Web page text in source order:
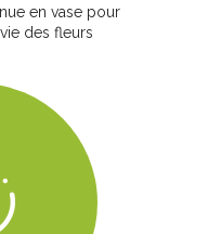
en vase pour
des fleurs